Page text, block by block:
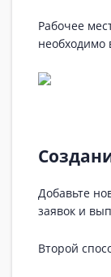
Рабочее
Добавьте
заявок и
Второй